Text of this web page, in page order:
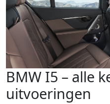
BMW I5 – alle
uitvoeringen